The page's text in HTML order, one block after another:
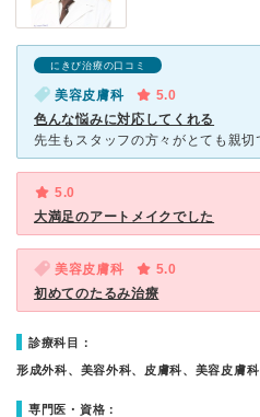
にきび治療の口コミ
美容皮膚科
5.0
色んな悩みに対応してくれる
5.0
大満足のアートメイクでした
美容皮膚科
5.0
初めてのたるみ治療
診療科目：
形成外科、美容外科、皮膚科、美容皮膚科
専門医・資格：